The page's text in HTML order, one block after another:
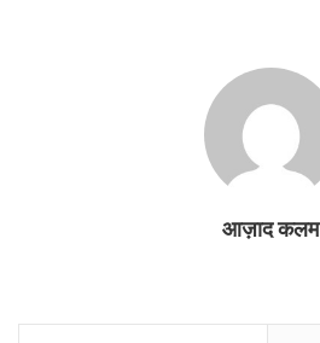
आज़ाद कलम